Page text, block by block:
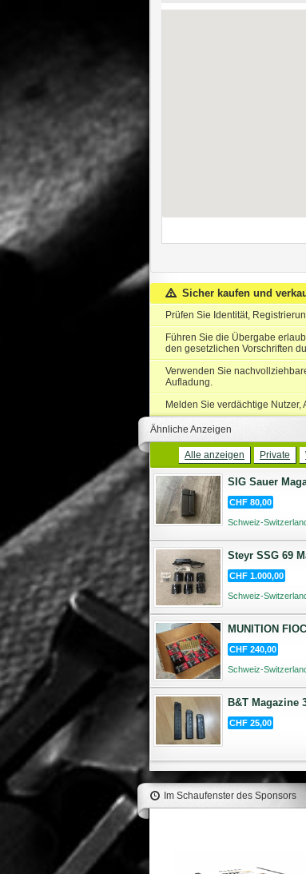
Sicher kaufen und
Prüfen Sie Identität,
Führen Sie die Übergabe
den gesetzlichen Vorschriften
Verwenden Sie
Aufladung.
Melden Sie verdächtige
Ähnliche Anzeigen
Alle anzeigen Private
SIG Sauer
CHF 80,00
Schweiz-
Steyr SSG 69
CHF 1.000,00
Schweiz-
MUNITION
CHF 240,00
Schweiz-
B&T Magazine
CHF 25,00
Im Schaufenster des Sponsors